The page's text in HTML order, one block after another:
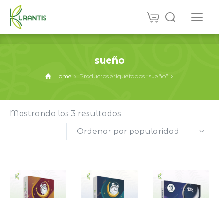
sueño
Home Productos etiquetados “sueño”
Mostrando los 3 resultados
por
popularidad
Ordenar por popularidad